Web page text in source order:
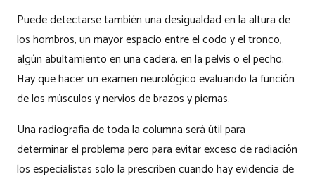
Puede detectarse también una desigualdad en la altura de
los hombros, un mayor espacio entre el codo y el tronco,
algún abultamiento en una cadera, en la pelvis o el pecho.
Hay que hacer un examen neurológico evaluando la función
de los músculos y nervios de brazos y piernas.
Una radiografía de toda la columna será útil para
determinar el problema pero para evitar exceso de radiación
los especialistas solo la prescriben cuando hay evidencia de